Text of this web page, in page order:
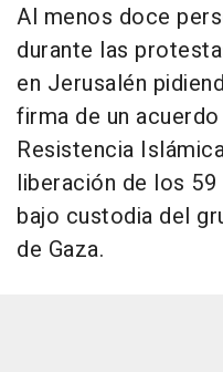
Al menos doce
durante las
en Jerusalén
firma de un
Resistencia
liberación de los 59
bajo custodia del
de Gaza.